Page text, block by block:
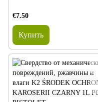
€7.50
Купить